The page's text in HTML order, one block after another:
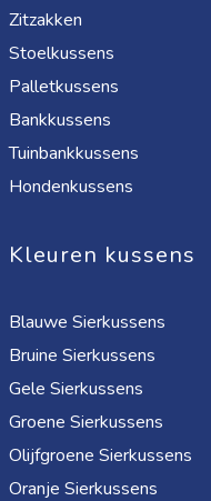
Zitzakken
Stoelkussens
Palletkussens
Bankkussens
Tuinbankkussens
Hondenkussens
Kleuren kussens
Blauwe Sierkussens
Bruine Sierkussens
Gele Sierkussens
Groene Sierkussens
Olijfgroene Sierkussens
Oranje Sierkussens